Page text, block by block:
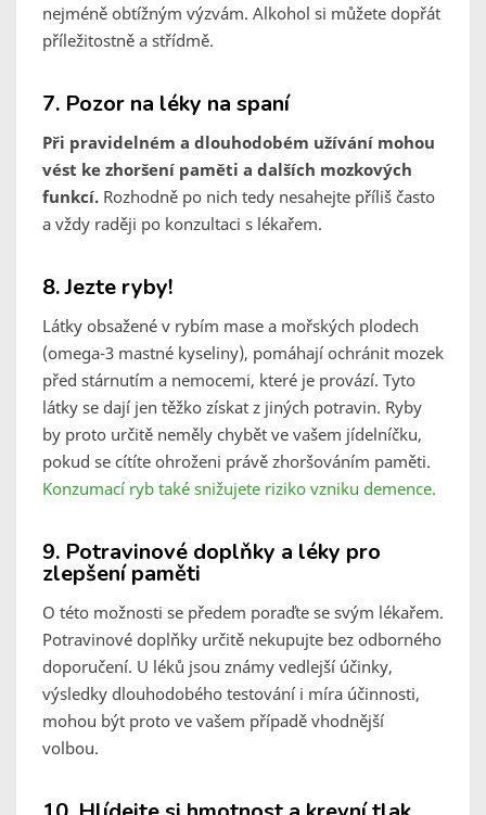
nejméně obtížným výzvám. Alkohol si můžete dopřát
příležitostně a střídmě.
7. Pozor na léky na spaní
Při pravidelném a dlouhodobém užívání mohou
vést ke zhoršení paměti a dalších mozkových
funkcí. Rozhodně po nich tedy nesahejte příliš často
a vždy raději po konzultaci s lékařem.
8. Jezte ryby!
Látky obsažené v rybím mase a mořských plodech
(omega-3 mastné kyseliny), pomáhají ochránit mozek
před stárnutím a nemocemi, které je provází. Tyto
látky se dají jen těžko získat z jiných potravin. Ryby
by proto určitě neměly chybět ve vašem jídelníčku,
pokud se cítíte ohroženi právě zhoršováním paměti.
Konzumací ryb také snižujete riziko vzniku demence.
9. Potravinové doplňky a léky pro
zlepšení paměti
O této možnosti se předem poraďte se svým lékařem.
Potravinové doplňky určitě nekupujte bez odborného
doporučení. U léků jsou známy vedlejší účinky,
výsledky dlouhodobého testování i míra účinnosti,
mohou být proto ve vašem případě vhodnější
volbou.